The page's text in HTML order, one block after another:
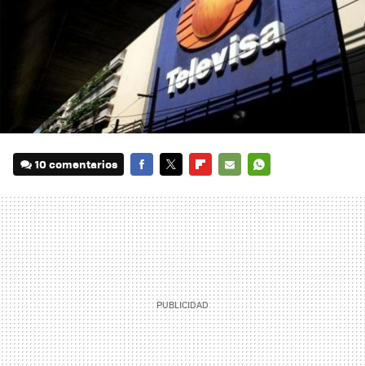
10 comentarios
MAIL